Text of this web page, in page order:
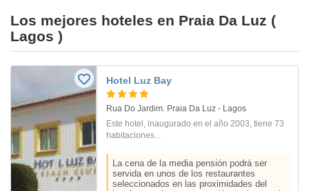
Los mejores hoteles en Praia Da Luz (
Lagos )
Hotel Luz Bay
Rua Do Jardim. Praia Da Luz - Lagos
Este hotel, inaugurado en el año 2003, tiene 73
habitaciones...
La cena de la media pensión podrá ser
servida en unos de los restaurantes
seleccionados en las proximidades del